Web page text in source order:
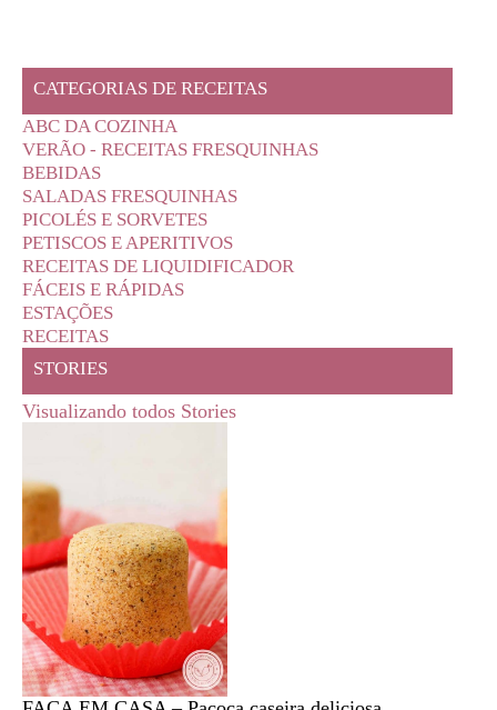
CATEGORIAS DE RECEITAS
ABC DA COZINHA
VERÃO - RECEITAS FRESQUINHAS
BEBIDAS
SALADAS FRESQUINHAS
PICOLÉS E SORVETES
PETISCOS E APERITIVOS
RECEITAS DE LIQUIDIFICADOR
FÁCEIS E RÁPIDAS
ESTAÇÕES
RECEITAS
STORIES
Visualizando todos Stories